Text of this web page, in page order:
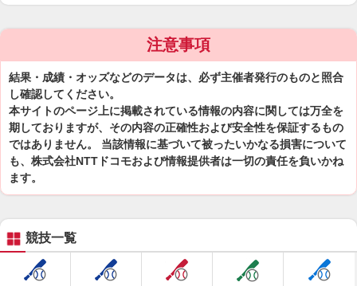
注意事項
結果・成績・オッズなどのデータは、必ず主催者発行のものと照合
し確認してください。
本サイトのページ上に掲載されている情報の内容に関しては万全を
期しておりますが、その内容の正確性および安全性を保証するもの
ではありません。 当該情報に基づいて被ったいかなる損害について
も、株式会社NTTドコモおよび情報提供者は一切の責任を負いかね
ます。
競技一覧